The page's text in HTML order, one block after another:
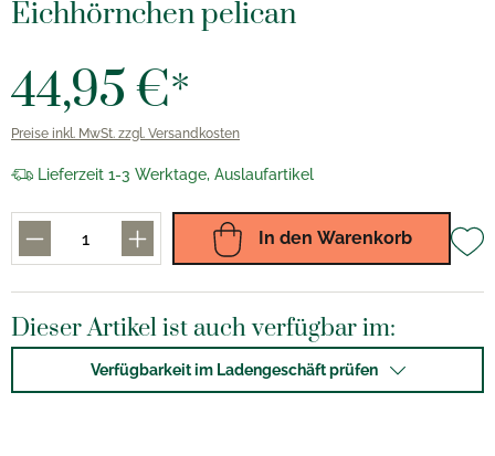
Eichhörnchen pelican
44,95 €*
Preise inkl. MwSt. zzgl. Versandkosten
Lieferzeit 1-3 Werktage, Auslaufartikel
In den Warenkorb
Dieser Artikel ist auch verfügbar im:
Verfügbarkeit im Ladengeschäft prüfen